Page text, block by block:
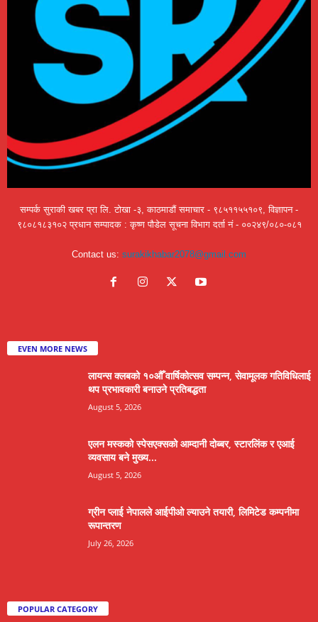
सम्पर्क सुराकी खबर प्रा लि. टोखा -३, काठमाडौं समाचार - ९८५११५५१०९, विज्ञापन -
९८०८१८३१०२ प्रधान सम्पादक : कृष्ण पौडेल सूचना विभाग दर्ता नं - ००२४९/०८०-०८१
Contact us: surakikhabar2078@gmail.com
EVEN MORE NEWS
लायन्स क्लबको १०औँ वार्षिकोत्सव सम्पन्न, सेवामूलक गतिविधिलाई
थप प्रभावकारी बनाउने प्रतिबद्धता
August 5, 2026
एलन मस्कको स्पेसएक्सको आम्दानी दोब्बर, स्टारलिंक र एआई
व्यवसाय बने मुख्य...
August 5, 2026
ग्रीन प्लाई नेपालले आईपीओ ल्याउने तयारी, लिमिटेड कम्पनीमा
रूपान्तरण
July 26, 2026
POPULAR CATEGORY